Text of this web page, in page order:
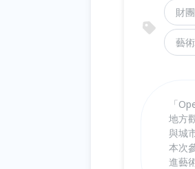
財
藝
「
地方
與城
本次
進藝